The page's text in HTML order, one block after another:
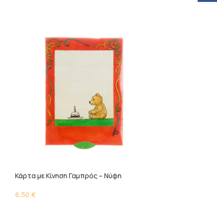
Κάρτα με Κίνηση Γαμπρός – Νύφη
6,50 €